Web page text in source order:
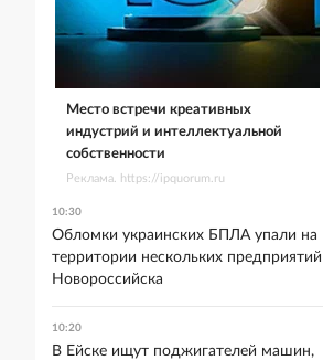
Место встречи креативных
индустрий и интеллектуальной
собственности
Реклама. https://ipquorum.ru
10:30
Обломки украинских БПЛА упали на
территории нескольких предприятий
Новороссийска
10:20
В Ейске ищут поджигателей машин,